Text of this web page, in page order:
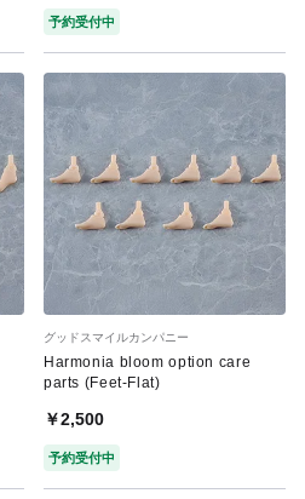
予約受付中
グッドスマイルカンパニー
Harmonia bloom option care
parts (Feet-Flat)
￥2,500
予約受付中